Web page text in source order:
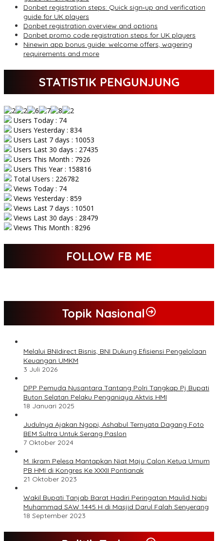
Donbet registration steps: Quick sign‑up and verification
guide for UK players
Donbet registration overview and options
Donbet promo code registration steps for UK players
Ninewin app bonus guide: welcome offers, wagering
requirements and more
STATISTIK PENGUNJUNG
Users Today : 74
Users Yesterday : 834
Users Last 7 days : 10053
Users Last 30 days : 27435
Users This Month : 7926
Users This Year : 158816
Total Users : 226782
Views Today : 74
Views Yesterday : 859
Views Last 7 days : 10501
Views Last 30 days : 28479
Views This Month : 8296
FOLLOW FB ME
Topik Nasional
Melalui BNIdirect Bisnis, BNI Dukung Efisiensi Pengelolaan
Keuangan UMKM
3 Juli 2026
DPP Pemuda Nusantara Tantang Polri Tangkap Pj Bupati
Buton Selatan Pelaku Penganiaya Aktvis HMI
18 Januari 2025
Judulnya Ajakan Ngopi, Ashabul Ternyata Dagang Foto
BEM Sultra Untuk Serang Paslon
7 Oktober 2024
M. Ikram Pelesa Mantapkan Niat Maju Calon Ketua Umum
PB HMI di Kongres Ke XXXII Pontianak
21 Oktober 2023
Wakil Bupati Tanjab Barat Hadiri Peringatan Maulid Nabi
Muhammad SAW 1445 H di Masjid Darul Falah Senyerang
18 September 2023